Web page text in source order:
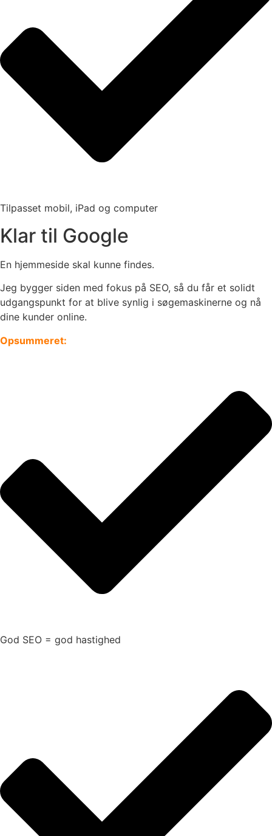
Tilpasset mobil, iPad og computer
Klar til Google
En hjemmeside skal kunne findes.
Jeg bygger siden med fokus på SEO, så du får et solidt
udgangspunkt for at blive synlig i søgemaskinerne og nå
dine kunder online.
Opsummeret:
God SEO = god hastighed